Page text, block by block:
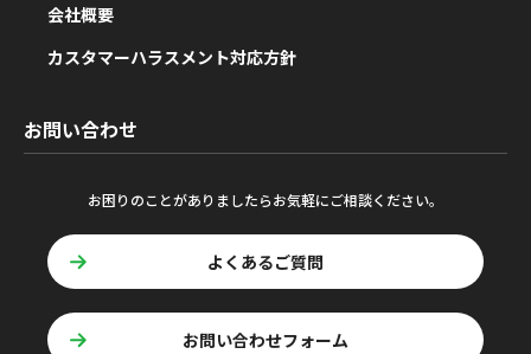
会社概要
カスタマーハラスメント対応方針
お問い合わせ
お困りのことがありましたらお気軽にご相談ください。
よくあるご質問
お問い合わせフォーム